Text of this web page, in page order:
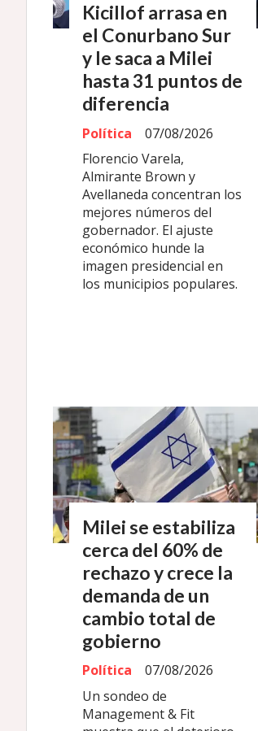
Kicillof arrasa en
el Conurbano Sur
y le saca a Milei
hasta 31 puntos de
diferencia
Política
07/08/2026
Florencio Varela,
Almirante Brown y
Avellaneda concentran los
mejores números del
gobernador. El ajuste
económico hunde la
imagen presidencial en
los municipios populares.
Milei se estabiliza
cerca del 60% de
rechazo y crece la
demanda de un
cambio total de
gobierno
Política
07/08/2026
Un sondeo de
Management & Fit